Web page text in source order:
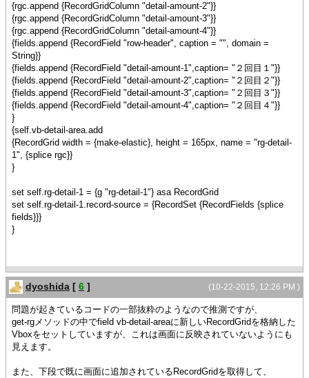
{rgc.append {RecordGridColumn "detail-amount-2"}}
{rgc.append {RecordGridColumn "detail-amount-3"}}
{rgc.append {RecordGridColumn "detail-amount-4"}}
{fields.append {RecordField "row-header", caption = "", domain =
String}}
{fields.append {RecordField "detail-amount-1",caption= "２回目１"}}
{fields.append {RecordField "detail-amount-2",caption= "２回目２"}}
{fields.append {RecordField "detail-amount-3",caption= "２回目３"}}
{fields.append {RecordField "detail-amount-4",caption= "２回目４"}}
}
{self.vb-detail-area.add
{RecordGrid width = {make-elastic}, height = 165px, name = "rg-detail-
1", {splice rgc}}
}
set self.rg-detail-1 = {g "rg-detail-1"} asa RecordGrid
set self.rg-detail-1.record-source = {RecordSet {RecordFields {splice
fields}}}
}
(10-22-2015, 12:26 PM )
dyoshida [ 6 ]
問題が起きているコードの一部抜粋のようなので推測ですが、
get-rgメソッドの中でfield vb-detail-areaに新しいRecordGridを格納した
Vboxをセットしていますが、これは画面に反映されていないようにも
見えます。
また、下段で既に画面に追加されているRecordGridを取得して、